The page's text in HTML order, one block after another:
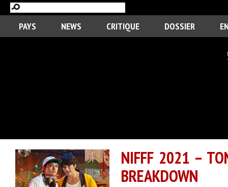
PAYS NEWS CRITIQUE DOSSIER
NIFFF 2021 –
BREAKDOWN